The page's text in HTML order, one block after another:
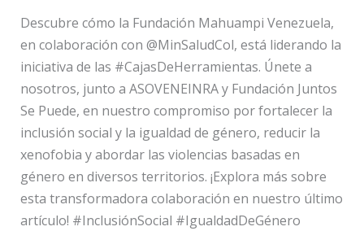
Descubre cómo la Fundación Mahuampi Venezuela,
en colaboración con @MinSaludCol, está liderando la
iniciativa de las #CajasDeHerramientas. Únete a
nosotros, junto a ASOVENEINRA y Fundación Juntos
Se Puede, en nuestro compromiso por fortalecer la
inclusión social y la igualdad de género, reducir la
xenofobia y abordar las violencias basadas en
género en diversos territorios. ¡Explora más sobre
esta transformadora colaboración en nuestro último
artículo! #InclusiónSocial #IgualdadDeGénero